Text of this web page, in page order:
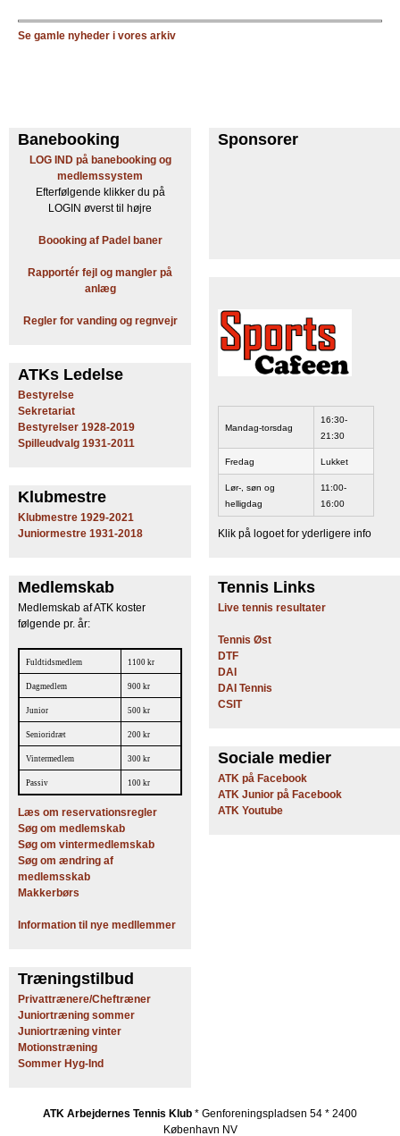
Se gamle nyheder i vores arkiv
Banebooking
LOG IND på banebooking og
medlemssystem
Efterfølgende klikker du på
LOGIN øverst til højre
Boooking af Padel baner
Rapportér fejl og mangler på
anlæg
Regler for vanding og regnvejr
ATKs Ledelse
Bestyrelse
Sekretariat
Bestyrelser 1928-2019
Spilleudvalg 1931-2011
Klubmestre
Klubmestre 1929-2021
Juniormestre 1931-2018
Medlemskab
Medlemskab af ATK koster
følgende pr. år:
Fuldtidsmedlem 1100 kr
Dagmedlem 900 kr
Junior 500 kr
Senioridræt 200 kr
Vintermedlem 300 kr
Passiv 100 kr
Læs om reservationsregler
Søg om medlemskab
Søg om vintermedlemskab
Søg om ændring af
medlemsskab
Makkerbørs
Information til nye medllemmer
Træningstilbud
Privattrænere/Cheftræner
Juniortræning sommer
Juniortræning vinter
Motionstræning
Sommer Hyg-Ind
Sponsorer
Mandag-torsdag
16:30-
21:30
Fredag Lukket
Lør-, søn og
helligdag
11:00-
16:00
Klik på logoet for yderligere info
Tennis Links
Live tennis resultater
Tennis Øst
DTF
DAI
DAI Tennis
CSIT
Sociale medier
ATK på Facebook
ATK Junior på Facebook
ATK Youtube
ATK Arbejdernes Tennis Klub * Genforeningspladsen 54 * 2400
København NV